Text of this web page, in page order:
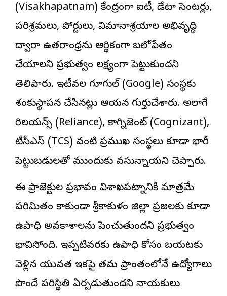
(Visakhapatnam) కేంద్రంగా ఐటీ, డేటా సెంటర్లు,
పరిశ్రమలు, పోర్టులు, విమానాశ్రయాల అభివృద్ధి
ద్వారా ఉత్తరాంధ్రను ఆర్థికంగా బలోపేతం
చేయాలని ప్రభుత్వం లక్ష్యంగా పెట్టుకుందని
తెలిపారు. ఇటీవల గూగుల్ (Google) సంస్థకు
శంకుస్థాపన చేసినట్లు ఆయన గుర్తుచేశారు. అలాగే
రిలయన్స్ (Reliance), కాగ్నిజెంట్ (Cognizant),
టీసీఎస్ (TCS) వంటి ప్రముఖ సంస్థలు కూడా భారీ
పెట్టుబడులతో ముందుకు వస్తున్నాయని చెప్పారు.
ఈ ప్రాజెక్టుల ప్రభావం విశాఖపట్నానికి మాత్రమే
పరిమితం కాకుండా శ్రీకాకుళం జిల్లా ప్రజలకు కూడా
ఉపాధి అవకాశాలను పెంచుతుందని ప్రభుత్వం
భావిస్తోంది. ఇప్పటివరకు ఉపాధి కోసం బయటకు
వెళ్లిన యువత ఇకపై తమ ప్రాంతంలోనే ఉద్యోగాలు
పొందే పరిస్థితి ఏర్పడుతుందని నాయకులు